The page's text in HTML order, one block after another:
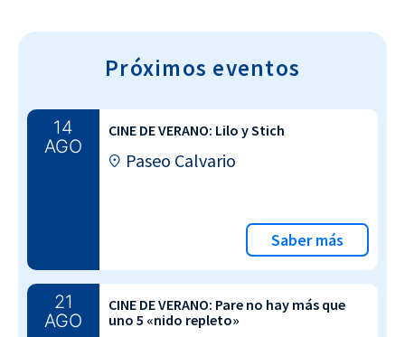
Próximos eventos
14
AGO
CINE DE VERANO: Lilo y Stich
Paseo Calvario
Saber más
21
AGO
CINE DE VERANO: Pare no hay más que
uno 5 «nido repleto»